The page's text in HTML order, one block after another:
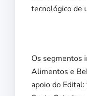
tecnológico de
Os segmentos
Alimentos e
apoio do